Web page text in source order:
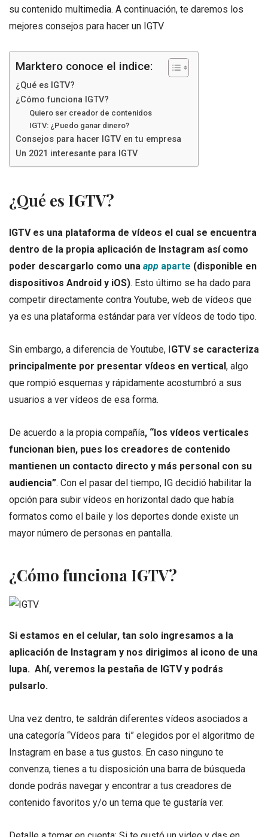
su contenido multimedia. A continuación, te daremos los
mejores consejos para hacer un IGTV
Marktero conoce el indice:
¿Qué es IGTV?
¿Cómo funciona IGTV?
Quiero ser creador de contenidos
IGTV: ¿Puedo ganar dinero?
Consejos para hacer IGTV en tu empresa
Un 2021 interesante para IGTV
¿Qué es IGTV?
IGTV es una plataforma de vídeos el cual se encuentra
dentro de la propia aplicación de Instagram así como
poder descargarlo como una app aparte (disponible en
dispositivos Android y iOS). Esto último se ha dado para
competir directamente contra Youtube, web de vídeos que
ya es una plataforma estándar para ver vídeos de todo tipo.
Sin embargo, a diferencia de Youtube, IGTV se caracteriza
principalmente por presentar vídeos en vertical, algo
que rompió esquemas y rápidamente acostumbró a sus
usuarios a ver vídeos de esa forma.
De acuerdo a la propia compañía, “los vídeos verticales
funcionan bien, pues los creadores de contenido
mantienen un contacto directo y más personal con su
audiencia”. Con el pasar del tiempo, IG decidió habilitar la
opción para subir vídeos en horizontal dado que había
formatos como el baile y los deportes donde existe un
mayor número de personas en pantalla.
¿Cómo funciona IGTV?
Si estamos en el celular, tan solo ingresamos a la
aplicación de Instagram y nos dirigimos al icono de una
lupa. Ahí, veremos la pestaña de IGTV y podrás
pulsarlo.
Una vez dentro, te saldrán diferentes vídeos asociados a
una categoría “Vídeos para ti” elegidos por el algoritmo de
Instagram en base a tus gustos. En caso ninguno te
convenza, tienes a tu disposición una barra de búsqueda
donde podrás navegar y encontrar a tus creadores de
contenido favoritos y/o un tema que te gustaría ver.